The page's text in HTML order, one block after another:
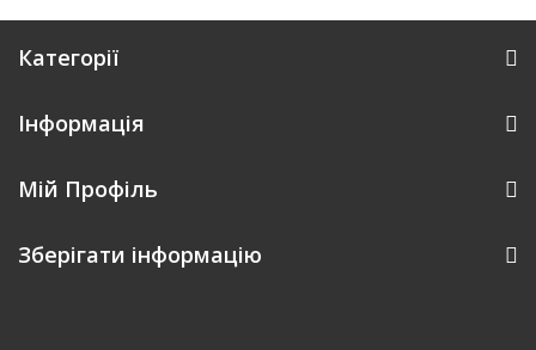
Категорії
Інформація
Мій Профіль
Зберігати інформацію